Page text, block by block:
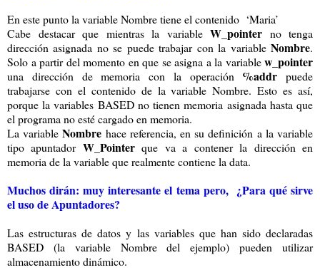
En este punto la variable Nombre tiene el contenido ‘Maria’
Cabe destacar que mientras la variable W_pointer no tenga
dirección asignada no se puede trabajar con la variable Nombre.
Solo a partir del momento en que se asigna a la variablew_pointer
una dirección de memoria con la operación %addr puede
trabajarse con el contenido de la variable Nombre. Esto es así,
porque la variables BASED no tienen memoria asignada hasta que
el programa no esté cargado en memoria.
La variable Nombre hace referencia, en su definición a la variable
tipo apuntador W_Pointerque va a contener la dirección en
memoria de la variable que realmente contiene la data.
Muchos dirán: muy interesante el tema pero, ¿Para qué sirve
el uso de Apuntadores?
Las estructuras de datos y las variables que han sido declaradas
BASED (la variable Nombre del ejemplo) pueden utilizar
almacenamiento dinámico.